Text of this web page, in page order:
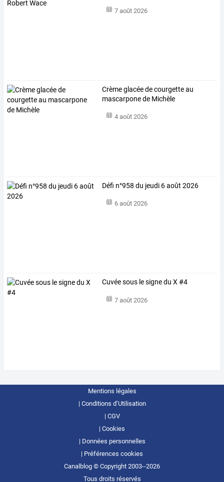
7 août 2026
Crème glacée de courgette au
mascarpone de Michèle
4 août 2026
Défi n°958 du jeudi 6 août 2026
6 août 2026
Cuvée sous le signe du X #4
7 août 2026
Mentions légales
Conditions d’Utilisation
CGV
Cookies
Données personnelles
Préférences cookies
Canalblog © Copyright 2003--2026
Tous droits réservés